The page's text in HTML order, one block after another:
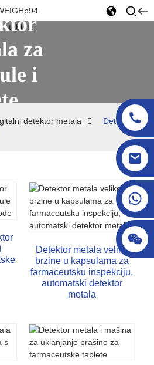
za
i
detektor metala
Detektor
Detektor metala velike
brzine u kapsulama za
farmaceutsku inspekciju,
automatski detektor
metala